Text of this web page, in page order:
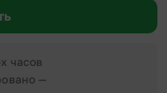
часов
—